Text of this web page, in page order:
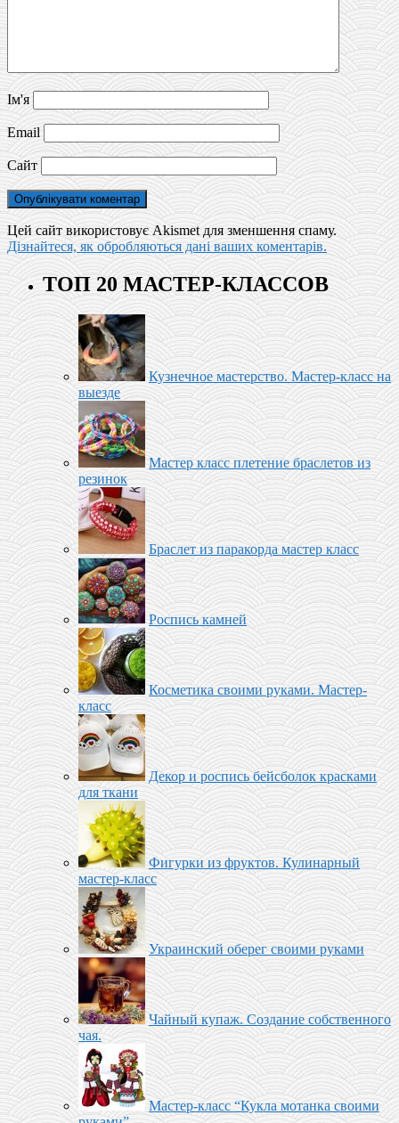
Ім'я
Email
Сайт
Цей сайт використовує Akismet для зменшення спаму.
Дізнайтеся, як обробляються дані ваших коментарів.
ТОП 20 МАСТЕР-КЛАССОВ
Кузнечное мастерство. Мастер-класс на
выезде
Мастер класс плетение браслетов из
резинок
Браслет из паракорда мастер класс
Роспись камней
Косметика своими руками. Мастер-
класс
Декор и роспись бейсболок красками
для ткани
Фигурки из фруктов. Кулинарный
мастер-класс
Украинский оберег своими руками
Чайный купаж. Создание собственного
чая.
Мастер-класс “Кукла мотанка своими